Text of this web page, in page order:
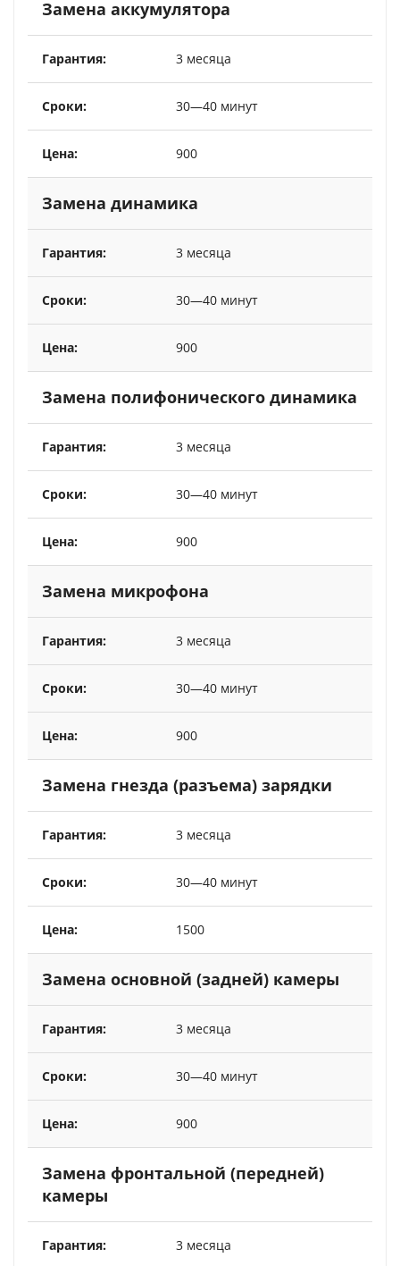
Замена аккумулятора
3 месяца
30—40 минут
900
Замена динамика
3 месяца
30—40 минут
900
Замена полифонического динамика
3 месяца
30—40 минут
900
Замена микрофона
3 месяца
30—40 минут
900
Замена гнезда (разъема) зарядки
3 месяца
30—40 минут
1500
Замена основной (задней) камеры
3 месяца
30—40 минут
900
Замена фронтальной (передней)
камеры
3 месяца